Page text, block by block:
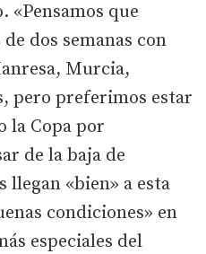
«Pensamos que
dos semanas con
Murcia,
pero preferimos estar
la Copa por
de la baja de
llegan «bien» a esta
condiciones» en
especiales del